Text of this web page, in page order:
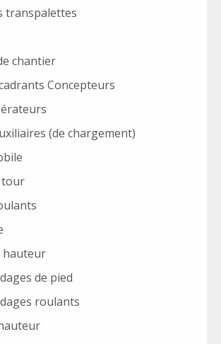
transpalettes
chantier
Concepteurs
(de chargement)
tour
hauteur
de pied
roulants